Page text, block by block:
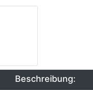
Beschreibung: